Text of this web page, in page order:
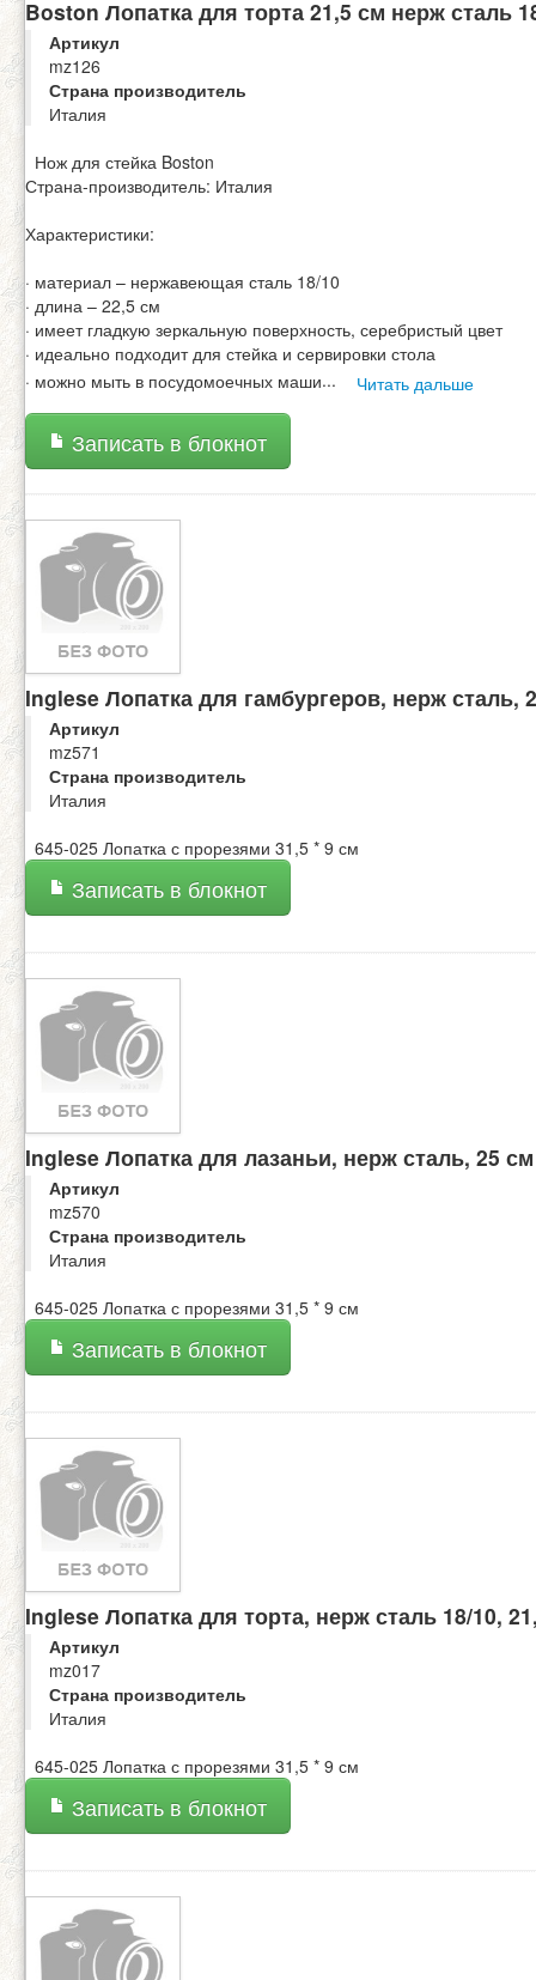
Boston Лопатка для торта 21,5 см нерж сталь
Артикул
mz126
Страна производитель
Италия
Нож для стейка Boston
Страна-производитель: Италия
Характеристики:
· материал – нержавеющая сталь 18/10
· длина – 22,5 см
· имеет гладкую зеркальную поверхность, серебристый цвет
· идеально подходит для стейка и сервировки стола
· можно мыть в посудомоечных маши... Читать дальше
Записать в блокнот
Inglese Лопатка для гамбургеров, нерж сталь,
Артикул
mz571
Страна производитель
Италия
645-025 Лопатка с прорезями 31,5 * 9 см
Записать в блокнот
Inglese Лопатка для лазаньи, нерж сталь, 25 см
Артикул
mz570
Страна производитель
Италия
645-025 Лопатка с прорезями 31,5 * 9 см
Записать в блокнот
Inglese Лопатка для торта, нерж сталь 18/10,
Артикул
mz017
Страна производитель
Италия
645-025 Лопатка с прорезями 31,5 * 9 см
Записать в блокнот